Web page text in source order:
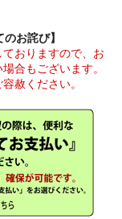
お詫び】
おりますので、お
合もございます。
赦ください。